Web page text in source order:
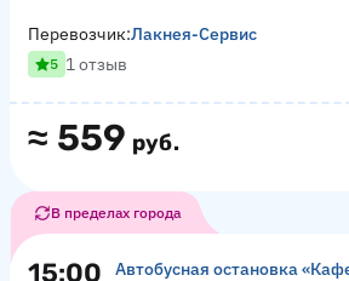
≈ 559 руб.
Перевозчик:Лакнея-Сервис
5 1 отзыв
В пределах города
15:00
Автобусная остановка